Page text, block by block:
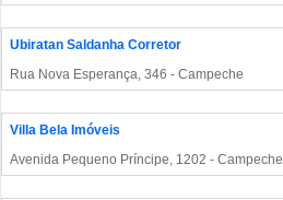
Ubiratan Saldanha Corretor
Rua Nova Esperança, 346 - Campeche
Villa Bela Imóveis
Avenida Pequeno Príncipe, 1202 - Campeche